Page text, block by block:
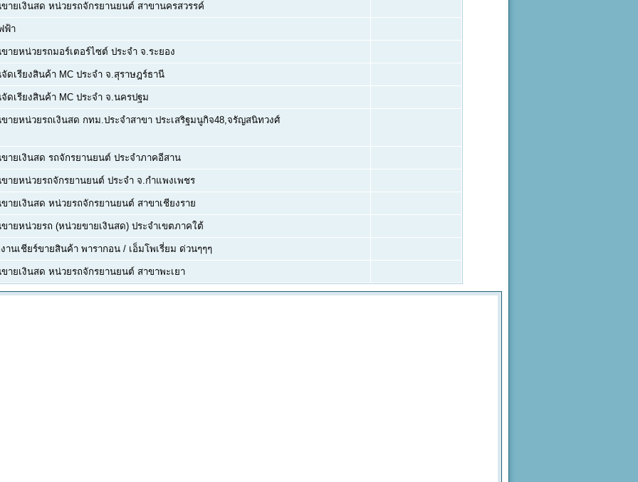
ายเงินสด หน่วยรถจักรยานยนต์ สาขานครสวรรค์
ฟ้า
ายหน่วยรถมอร์เตอร์ไซต์ ประจำ จ.ระยอง
ดเรียงสินค้า MC ประจำ จ.สุราษฎร์ธานี
ดเรียงสินค้า MC ประจำ จ.นครปฐม
ายหน่วยรถเงินสด กทม.ประจำสาขา ประเสริฐมนูกิจ48,จรัญสนิทวงศ์
ายเงินสด รถจักรยานยนต์ ประจำภาคอีสาน
ายหน่วยรถจักรยานยนต์ ประจำ จ.กำแพงเพชร
ายเงินสด หน่วยรถจักรยานยนต์ สาขาเชียงราย
ายหน่วยรถ (หน่วยขายเงินสด) ประจำเขตภาคใต้
านเชียร์ขายสินค้า พารากอน / เอ็มโพเรี่ยม ด่วนๆๆๆ
ายเงินสด หน่วยรถจักรยานยนต์ สาขาพะเยา